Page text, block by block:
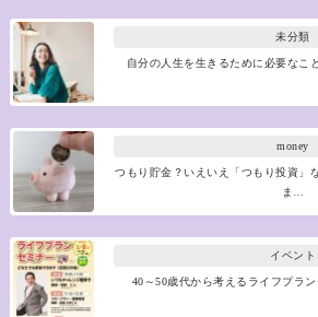
未分類
自分の人生を生きるために必要なこ
money
つもり貯金？いえいえ「つもり投資」
ま…
イベント
40～50歳代から考えるライフプラ